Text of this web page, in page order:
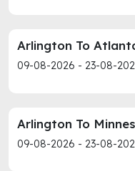
Arlington To
09-08-2026 - 23-08-
Arlington To
09-08-2026 - 23-08-